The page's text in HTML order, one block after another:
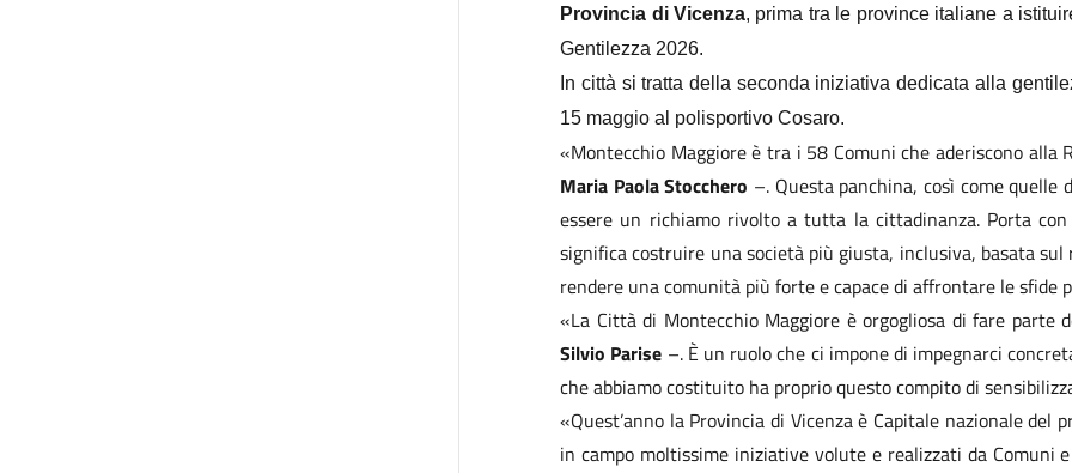
Provincia di Vicenza, prima tra le province italiane a
Gentilezza 2026.
In città si tratta della seconda iniziativa dedicata alla
15 maggio al polisportivo Cosaro.
«Montecchio Maggiore è tra i 58 Comuni che aderiscono alla
Maria Paola Stocchero –. Questa panchina, così come
essere un richiamo rivolto a tutta la cittadinanza. Porta
significa costruire una società più giusta, inclusiva, basata
rendere una comunità più forte e capace di affrontare le sfide
«La Città di Montecchio Maggiore è orgogliosa di fare
Silvio Parise –. È un ruolo che ci impone di impegnarci
che abbiamo costituito ha proprio questo compito di
«Quest’anno la Provincia di Vicenza è Capitale nazionale del
in campo moltissime iniziative volute e realizzati da Comuni